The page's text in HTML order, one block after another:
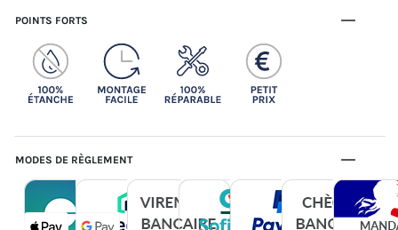
POINTS FORTS
MODES DE RÈGLEMENT